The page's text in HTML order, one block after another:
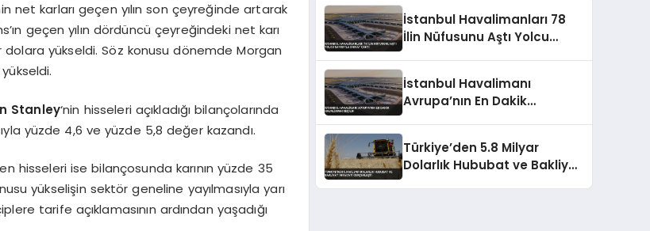
net karları geçen yılın son çeyreğinde artarak
geçen yılın dördüncü çeyreğindeki net karı
dolara yükseldi. Söz konusu dönemde Morgan
Stanley‘nin hisseleri açıkladığı bilançolarında
yüzde 4,6 ve yüzde 5,8 değer kazandı.
hisseleri ise bilançosunda karının yüzde 35
yükselişin sektör geneline yayılmasıyla yarı
tarife açıklamasının ardından yaşadığı
İstanbul Havalimanları 78
İlin Nüfusunu Aştı Yolcu
İstanbul Havalimanı
Avrupa’nın En Dakik
Türkiye’den 5.8 Milyar
Dolarlık Hububat ve Bakliyat